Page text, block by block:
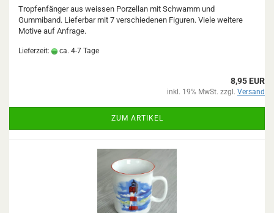
Tropfenfänger aus weissen Porzellan mit Schwamm und
Gummiband. Lieferbar mit 7 verschiedenen Figuren. Viele weitere
Motive auf Anfrage.
Lieferzeit: ca. 4-7 Tage
8,95 EUR
inkl. 19% MwSt. zzgl. Versand
ZUM ARTIKEL